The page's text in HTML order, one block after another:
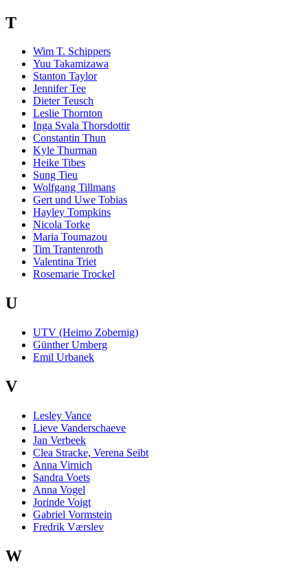
T
Wim T. Schippers
Yuu Takamizawa
Stanton Taylor
Jennifer Tee
Dieter Teusch
Leslie Thornton
Inga Svala Thorsdottir
Constantin Thun
Kyle Thurman
Heike Tibes
Sung Tieu
Wolfgang Tillmans
Gert und Uwe Tobias
Hayley Tompkins
Nicola Torke
Maria Toumazou
Tim Trantenroth
Valentina Triet
Rosemarie Trockel
U
UTV (Heimo Zobernig)
Günther Umberg
Emil Urbanek
V
Lesley Vance
Lieve Vanderschaeve
Jan Verbeek
Clea Stracke, Verena Seibt
Anna Virnich
Sandra Voets
Anna Vogel
Jorinde Voigt
Gabriel Vormstein
Fredrik Værslev
W